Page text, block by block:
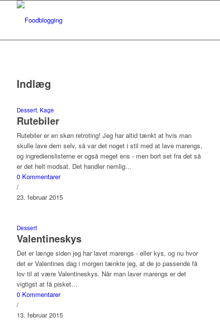
Indlæg
Dessert, Kage
Rutebiler
Rutebiler er en skøn retroting! Jeg har altid tænkt at hvis man
skulle lave dem selv, så var det noget i stil med at lave marengs,
og ingredienslisterne er også meget ens - men bort set fra det så
er det helt modsat. Det handler nemlig…
0 Kommentarer
/
23. februar 2015
Dessert
Valentineskys
Det er længe siden jeg har lavet marengs - eller kys, og nu hvor
det er Valentines dag i morgen tænkte jeg, at de jo passende få
lov til at være Valentineskys. Når man laver marengs er det
vigtigst at få pisket…
0 Kommentarer
/
13. februar 2015